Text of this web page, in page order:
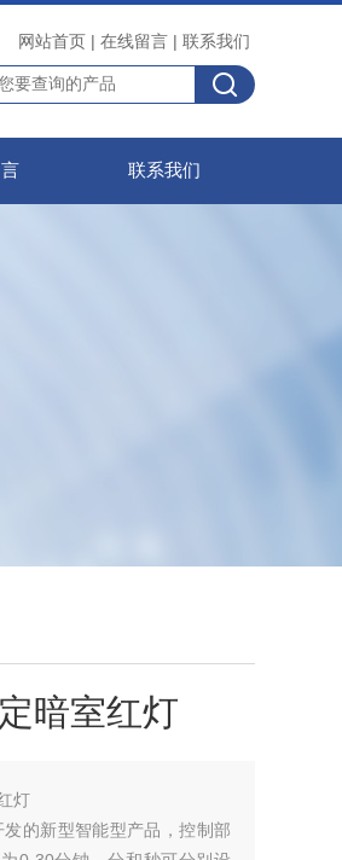
网站首页 | 在线留言 | 联系我们
联系我们
暗室红灯
灯
的新型智能型产品，控制部